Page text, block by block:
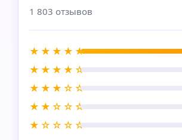
1 803 отзывов
★★★★★
★★★★☆
★★★☆☆
★★☆☆☆
★☆☆☆☆